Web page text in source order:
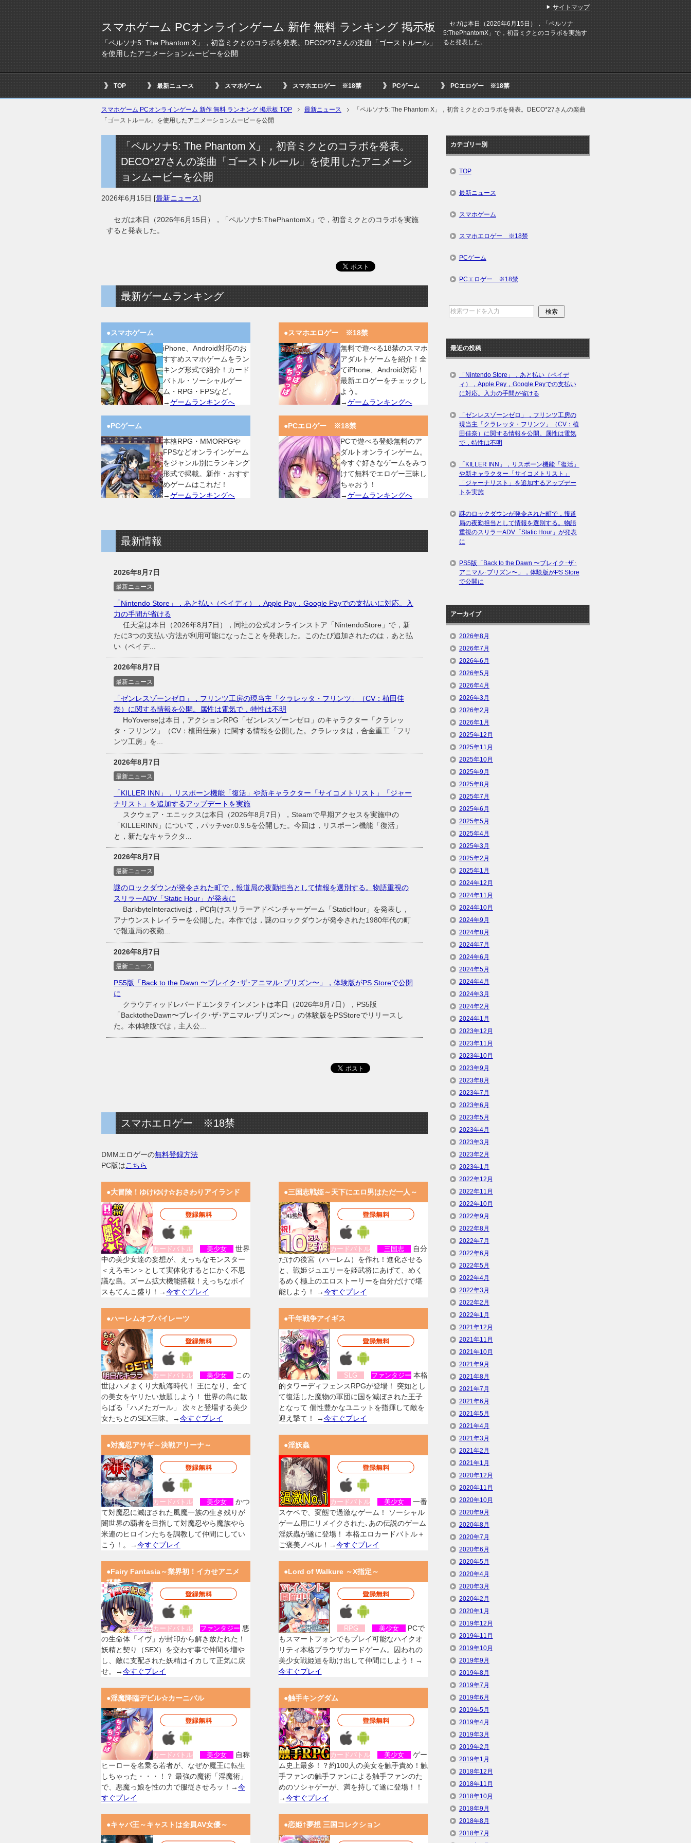
スマホゲーム PCオンラインゲーム 新作 無料 ランキング 掲示板
「ペルソナ5: The Phantom X」，初音ミクとのコラボを発表。DECO*27さんの楽曲「ゴーストルール」
を使用したアニメーションムービーを公開
セガは本日（2026年6月15日），「ペルソナ
5:ThePhantomX」で，初音ミクとのコラボを実施す
ると発表した。
TOP 最新ニュース スマホゲーム スマホエロゲー ※18禁 PCゲーム PCエロゲー ※18禁
スマホゲーム PCオンラインゲーム 新作 無料 ランキング 掲示板 TOP 最新ニュース
「ペルソナ5: The Phantom X」，初音ミクとのコラボを発表。DECO*27さんの楽曲
「ゴーストルール」を使用したアニメーションムービーを公開
「ペルソナ5: The Phantom X」，初音ミクとのコラボを発表。
DECO*27さんの楽曲「ゴーストルール」を使用したアニメーシ
ョンムービーを公開
2026年6月15日 [最新ニュース]
セガは本日（2026年6月15日），「ペルソナ5:ThePhantomX」で，初音ミクとのコラボを実施
すると発表した。
最新ゲームランキング
●スマホゲーム
iPhone、Android対応のお
すすめスマホゲームをラン
キング形式で紹介！カード
バトル・ソーシャルゲー
ム・RPG・FPSなど。
→ゲームランキングへ
●スマホエロゲー ※18禁
無料で遊べる18禁のスマホ
アダルトゲームを紹介！全
てiPhone、Android対応！
最新エロゲーをチェックし
よう。
→ゲームランキングへ
●PCゲーム
本格RPG・MMORPGや
FPSなどオンラインゲーム
をジャンル別にランキング
形式で掲載。新作・おすす
めゲームはこれだ！
→ゲームランキングへ
●PCエロゲー ※18禁
PCで遊べる登録無料のア
ダルトオンラインゲーム。
今すぐ好きなゲームをみつ
けて無料でエロゲー三昧し
ちゃおう！
→ゲームランキングへ
最新情報
2026年8月7日
最新ニュース
「Nintendo Store」，あと払い（ペイディ），Apple Pay，Google Payでの支払いに対応。入
力の手間が省ける
任天堂は本日（2026年8月7日），同社の公式オンラインストア「NintendoStore」で，新
たに3つの支払い方法が利用可能になったことを発表した。このたび追加されたのは，あと払
い（ペイデ...
2026年8月7日
最新ニュース
「ゼンレスゾーンゼロ」，フリンツ工房の現当主「クラレッタ・フリンツ」（CV：植田佳
奈）に関する情報を公開。属性は電気で，特性は不明
HoYoverseは本日，アクションRPG「ゼンレスゾーンゼロ」のキャラクター「クラレッ
タ・フリンツ」（CV：植田佳奈）に関する情報を公開した。クラレッタは，合金重工「フリ
ンツ工房」を...
2026年8月7日
最新ニュース
「KILLER INN」，リスポーン機能「復活」や新キャラクター「サイコメトリスト」「ジャー
ナリスト」を追加するアップデートを実施
スクウェア・エニックスは本日（2026年8月7日），Steamで早期アクセスを実施中の
「KILLERINN」について，パッチver.0.9.5を公開した。今回は，リスポーン機能「復活」
と，新たなキャラクタ...
2026年8月7日
最新ニュース
謎のロックダウンが発令された町で，報道局の夜勤担当として情報を選別する。物語重視の
スリラーADV「Static Hour」が発表に
BarkbyteInteractiveは，PC向けスリラーアドベンチャーゲーム「StaticHour」を発表し，
アナウンストレイラーを公開した。本作では，謎のロックダウンが発令された1980年代の町
で報道局の夜勤...
2026年8月7日
最新ニュース
PS5版「Back to the Dawn 〜ブレイク･ザ･アニマル･プリズン〜」，体験版がPS Storeで公開
に
クラウディッドレパードエンタテインメントは本日（2026年8月7日），PS5版
「BacktotheDawn〜ブレイク･ザ･アニマル･プリズン〜」の体験版をPSStoreでリリースし
た。本体験版では，主人公...
スマホエロゲー ※18禁
DMMエロゲーの無料登録方法
PC版はこちら
●大冒険！ゆけゆけ☆おさわりアイランド
カードバトル 美少女
世界
中の美少女達の妄想が、えっちなモンスター
＜えろモン＞として実体化するとにかく不思
議な島。ズーム拡大機能搭載！えっちなボイ
スもてんこ盛り！→今すぐプレイ
●三国志戦姫～天下にエロ男はただ一人～
カードバトル 三国志
自分
だけの後宮（ハーレム）を作れ！進化させる
と、戦姫ジュエリーを姫武将にあげて、めく
るめく極上のエロストーリーを自分だけで堪
能しよう！ →今すぐプレイ
●ハーレムオブパイレーツ
カードバトル 美少女
この
世はハメまくり大航海時代！ 王になり、全て
の美女をヤリたい放題しよう！ 世界の島に散
らばる「ハメたガール」 次々と登場する美少
女たちとのSEX三昧。→今すぐプレイ
●千年戦争アイギス
SLG ファンタジー 本格
的タワーディフェンスRPGが登場！ 突如とし
て復活した魔物の軍団に国を滅ぼされた王子
となって 個性豊かなユニットを指揮して敵を
迎え撃て！ →今すぐプレイ
●対魔忍アサギ～決戦アリーナ～
カードバトル 美少女
かつ
て対魔忍に滅ぼされた風魔一族の生き残りが
闇世界の覇者を目指して対魔忍やら魔族やら
米連のヒロインたちを調教して仲間にしてい
こう！。→今すぐプレイ
●淫妖蟲
カードバトル 美少女
一番
スケベで、変態で過激なゲーム！ ソーシャル
ゲーム用にリメイクされた､あの伝説のゲーム
淫妖蟲が遂に登場！ 本格エロカードバトル＋
ご褒美ノベル！→今すぐプレイ
●Fairy Fantasia～業界初！イカせアニメ
搭載
カードバトル ファンタジー 悪
の生命体「イヴ」が封印から解き放たれた！
妖精と契り（SEX）を交わす事で仲間を増や
し、敵に支配された妖精はイカして正気に戻
せ。→今すぐプレイ
●Lord of Walkure ～X指定～
RPG 美少女
PCで
もスマートフォンでもプレイ可能なハイクオ
リティ本格ブラウザカードゲーム。囚われの
美少女戦姫達を助け出して仲間にしよう！→
今すぐプレイ
●淫魔降臨デビル☆カーニバル
カードバトル 美少女
自称
ヒーローを名乗る若者が、なぜか魔王に転生
しちゃった・・・！？ 最強の魔術「淫魔術」
で、悪魔っ娘を性の力で服従させろッ！→今
すぐプレイ
●触手キングダム
カードバトル 美少女
ゲー
ム史上最多！？約100人の美女を触手責め！触
手ファンの触手ファンによる触手ファンのた
めのソシャゲーが、満を持して遂に登場！！
→今すぐプレイ
●キャバ王～キャストは全員AV女優～ ●恋姫†夢想 三国コレクション
カテゴリー別
TOP
最新ニュース
スマホゲーム
スマホエロゲー ※18禁
PCゲーム
PCエロゲー ※18禁
最近の投稿
「Nintendo Store」，あと払い（ペイデ
ィ），Apple Pay，Google Payでの支払い
に対応。入力の手間が省ける
「ゼンレスゾーンゼロ」，フリンツ工房の
現当主「クラレッタ・フリンツ」（CV：植
田佳奈）に関する情報を公開。属性は電気
で，特性は不明
「KILLER INN」，リスポーン機能「復活」
や新キャラクター「サイコメトリスト」
「ジャーナリスト」を追加するアップデー
トを実施
謎のロックダウンが発令された町で，報道
局の夜勤担当として情報を選別する。物語
重視のスリラーADV「Static Hour」が発表
に
PS5版「Back to the Dawn 〜ブレイク･ザ･
アニマル･プリズン〜」，体験版がPS Store
で公開に
アーカイブ
2026年8月
2026年7月
2026年6月
2026年5月
2026年4月
2026年3月
2026年2月
2026年1月
2025年12月
2025年11月
2025年10月
2025年9月
2025年8月
2025年7月
2025年6月
2025年5月
2025年4月
2025年3月
2025年2月
2025年1月
2024年12月
2024年11月
2024年10月
2024年9月
2024年8月
2024年7月
2024年6月
2024年5月
2024年4月
2024年3月
2024年2月
2024年1月
2023年12月
2023年11月
2023年10月
2023年9月
2023年8月
2023年7月
2023年6月
2023年5月
2023年4月
2023年3月
2023年2月
2023年1月
2022年12月
2022年11月
2022年10月
2022年9月
2022年8月
2022年7月
2022年6月
2022年5月
2022年4月
2022年3月
2022年2月
2022年1月
2021年12月
2021年11月
2021年10月
2021年9月
2021年8月
2021年7月
2021年6月
2021年5月
2021年4月
2021年3月
2021年2月
2021年1月
2020年12月
2020年11月
2020年10月
2020年9月
2020年8月
2020年7月
2020年6月
2020年5月
2020年4月
2020年3月
2020年2月
2020年1月
2019年12月
2019年11月
2019年10月
2019年9月
2019年8月
2019年7月
2019年6月
2019年5月
2019年4月
2019年3月
2019年2月
2019年1月
2018年12月
2018年11月
2018年10月
2018年9月
2018年8月
2018年7月
サイトマップ